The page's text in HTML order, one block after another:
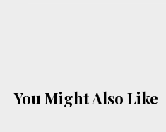
You Might Also Like